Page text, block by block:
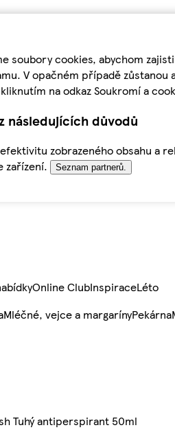
soubory cookies, abychom
V opačném případě
na odkaz Soukromí a
následujících důvodů
zobrazeného obsahu a
zařízení.
Seznam partnerů.
Online ClubInspiraceLéto
Mléčné, vejce a margarínyPekárna
Tuhý antiperspirant 50ml